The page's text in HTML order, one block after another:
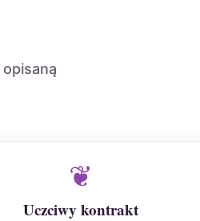
❦
Uczciwy kontrakt